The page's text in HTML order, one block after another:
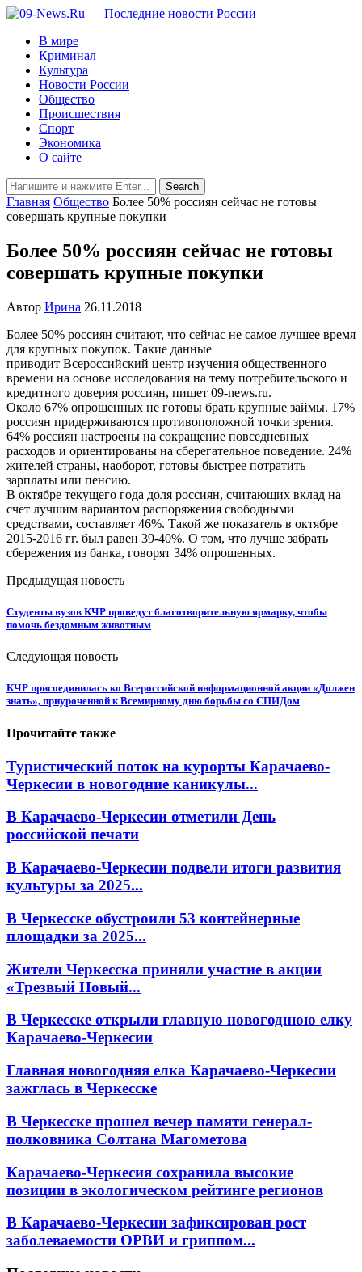
В мире
Криминал
Культура
Новости России
Общество
Происшествия
Спорт
Экономика
О сайте
Главная Общество Более 50% россиян сейчас не готовы
совершать крупные покупки
Более 50% россиян сейчас не готовы
совершать крупные покупки
Автор Ирина 26.11.2018
Более 50% россиян считают, что сейчас не самое лучшее время
для крупных покупок. Такие данные
приводит Всероссийский центр изучения общественного
времени на основе исследования на тему потребительского и
кредитного доверия россиян, пишет 09-news.ru.
Около 67% опрошенных не готовы брать крупные займы. 17%
россиян придерживаются противоположной точки зрения.
64% россиян настроены на сокращение повседневных
расходов и ориентированы на сберегательное поведение. 24%
жителей страны, наоборот, готовы быстрее потратить
зарплаты или пенсию.
В октябре текущего года доля россиян, считающих вклад на
счет лучшим вариантом распоряжения свободными
средствами, составляет 46%. Такой же показатель в октябре
2015-2016 гг. был равен 39-40%. О том, что лучше забрать
сбережения из банка, говорят 34% опрошенных.
Предыдущая новость
Студенты вузов КЧР проведут благотворительную ярмарку, чтобы
помочь бездомным животным
Следующая новость
КЧР присоединилась ко Всероссийской информационной акции «Должен
знать», приуроченной к Всемирному дню борьбы со СПИДом
Прочитайте также
Туристический поток на курорты Карачаево-
Черкесии в новогодние каникулы...
В Карачаево-Черкесии отметили День
российской печати
В Карачаево-Черкесии подвели итоги развития
культуры за 2025...
В Черкесске обустроили 53 контейнерные
площадки за 2025...
Жители Черкесска приняли участие в акции
«Трезвый Новый...
В Черкесске открыли главную новогоднюю елку
Карачаево-Черкесии
Главная новогодняя елка Карачаево-Черкесии
зажглась в Черкесске
В Черкесске прошел вечер памяти генерал-
полковника Солтана Магометова
Карачаево-Черкесия сохранила высокие
позиции в экологическом рейтинге регионов
В Карачаево-Черкесии зафиксирован рост
заболеваемости ОРВИ и гриппом...